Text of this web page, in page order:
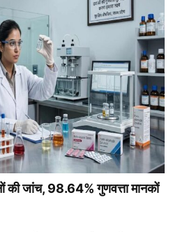
की जांच, 98.64% गुणवत्ता मानकों